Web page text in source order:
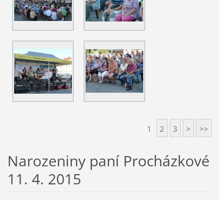
1 2 3 > >>
Narozeniny paní Procházkové
11. 4. 2015